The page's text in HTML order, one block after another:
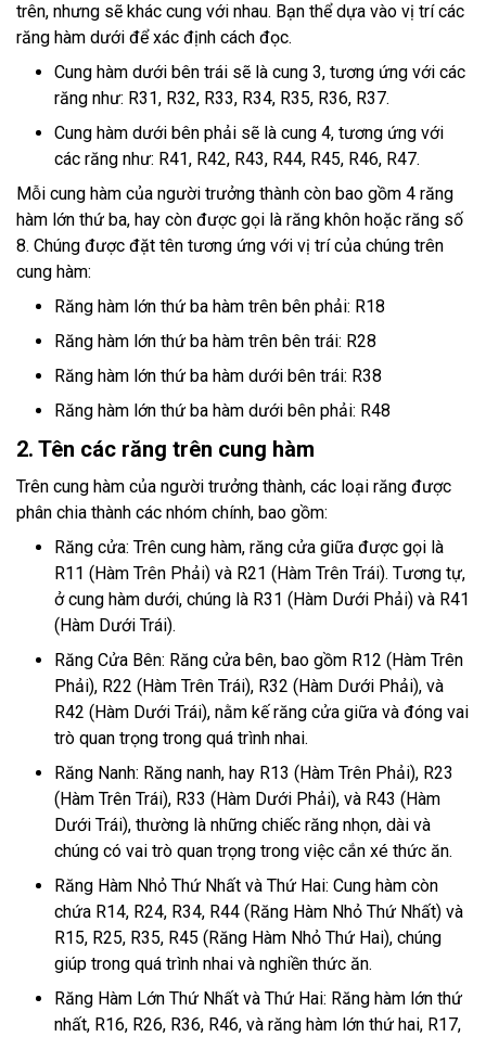
trên, nhưng sẽ khác cung với nhau. Bạn thể dựa vào vị trí các
răng hàm dưới để xác định cách đọc.
Cung hàm dưới bên trái sẽ là cung 3, tương ứng với các
răng như: R31, R32, R33, R34, R35, R36, R37.
Cung hàm dưới bên phải sẽ là cung 4, tương ứng với
các răng như: R41, R42, R43, R44, R45, R46, R47.
Mỗi cung hàm của người trưởng thành còn bao gồm 4 răng
hàm lớn thứ ba, hay còn được gọi là răng khôn hoặc răng số
8. Chúng được đặt tên tương ứng với vị trí của chúng trên
cung hàm:
Răng hàm lớn thứ ba hàm trên bên phải: R18
Răng hàm lớn thứ ba hàm trên bên trái: R28
Răng hàm lớn thứ ba hàm dưới bên trái: R38
Răng hàm lớn thứ ba hàm dưới bên phải: R48
2. Tên các răng trên cung hàm
Trên cung hàm của người trưởng thành, các loại răng được
phân chia thành các nhóm chính, bao gồm:
Răng cửa: Trên cung hàm, răng cửa giữa được gọi là
R11 (Hàm Trên Phải) và R21 (Hàm Trên Trái). Tương tự,
ở cung hàm dưới, chúng là R31 (Hàm Dưới Phải) và R41
(Hàm Dưới Trái).
Răng Cửa Bên: Răng cửa bên, bao gồm R12 (Hàm Trên
Phải), R22 (Hàm Trên Trái), R32 (Hàm Dưới Phải), và
R42 (Hàm Dưới Trái), nằm kế răng cửa giữa và đóng vai
trò quan trọng trong quá trình nhai.
Răng Nanh: Răng nanh, hay R13 (Hàm Trên Phải), R23
(Hàm Trên Trái), R33 (Hàm Dưới Phải), và R43 (Hàm
Dưới Trái), thường là những chiếc răng nhọn, dài và
chúng có vai trò quan trọng trong việc cắn xé thức ăn.
Răng Hàm Nhỏ Thứ Nhất và Thứ Hai: Cung hàm còn
chứa R14, R24, R34, R44 (Răng Hàm Nhỏ Thứ Nhất) và
R15, R25, R35, R45 (Răng Hàm Nhỏ Thứ Hai), chúng
giúp trong quá trình nhai và nghiền thức ăn.
Răng Hàm Lớn Thứ Nhất và Thứ Hai: Răng hàm lớn thứ
nhất, R16, R26, R36, R46, và răng hàm lớn thứ hai, R17,